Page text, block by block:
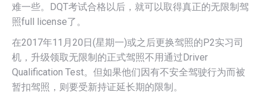
难一些。DQT考试合格以后，就可以取得真正的无限制驾
照full license了。
在2017年11月20日(星期一)或之后更换驾照的P2实习司
机，升级领取无限制的正式驾照不用通过Driver
Qualification Test。但如果他们因有不安全驾驶行为而被
暂扣驾照，则要受新持证延长期的限制。